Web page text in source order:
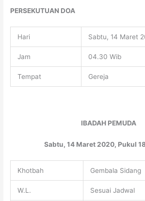
PERSEKUTUAN DOA
Hari Sabtu, 14 Maret
Jam 04.30 Wib
Tempat Gereja
IBADAH PEMUDA
Sabtu, 14 Maret 2020, Pukul
Khotbah Gembala Sidang
W.L. Sesuai Jadwal